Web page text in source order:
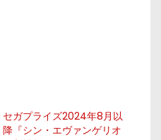
セガプライズ2024年8月以
降『シン・エヴァンゲリオ